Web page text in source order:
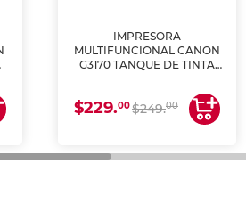
IMPRESORA
MULTIFUNCIONAL CANON
G3170 TANQUE DE TINTA
$229.00$249.00